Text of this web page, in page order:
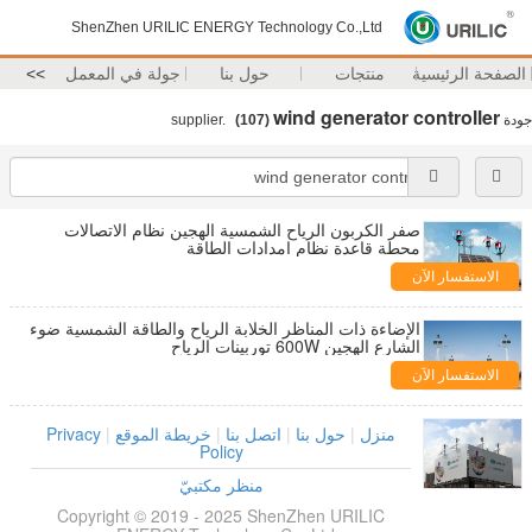
ShenZhen URILIC ENERGY Technology Co.,Ltd
الصفحة الرئيسية منتجات حول بنا جولة في المعمل >>
جودة wind generator controller
(107)
صفر الكربون الرياح الشمسية الهجين نظام الاتصالات
محطة قاعدة نظام امدادات الطاقة
الاستفسار الآن
الإضاءة ذات المناظر الخلابة الرياح والطاقة الشمسية ضوء
الشارع الهجين 600W توربينات الرياح
الاستفسار الآن
منزل | حول بنا | اتصل بنا | خريطة الموقع |
Privacy
Policy
منظر مكتبيّ
Copyright © 2019 - 2025 ShenZhen URILIC